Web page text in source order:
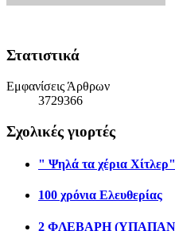
Στατιστικά
Εμφανίσεις Άρθρων
3729366
Σχολικές γιορτές
" Ψηλά τα χέρια Χίτλερ"
100 χρόνια Ελευθερίας
2 ΦΛΕΒΑΡΗ